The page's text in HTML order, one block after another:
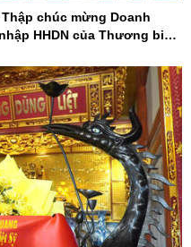
chúc mừng Doanh
HHDN của Thương binh